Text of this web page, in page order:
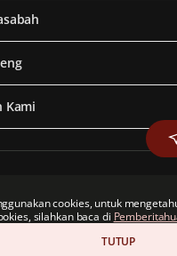
cookies, untuk
silahkan baca di
TUTUP
Kami
Jasa Keuangan
Prudential Indonesia. All rights